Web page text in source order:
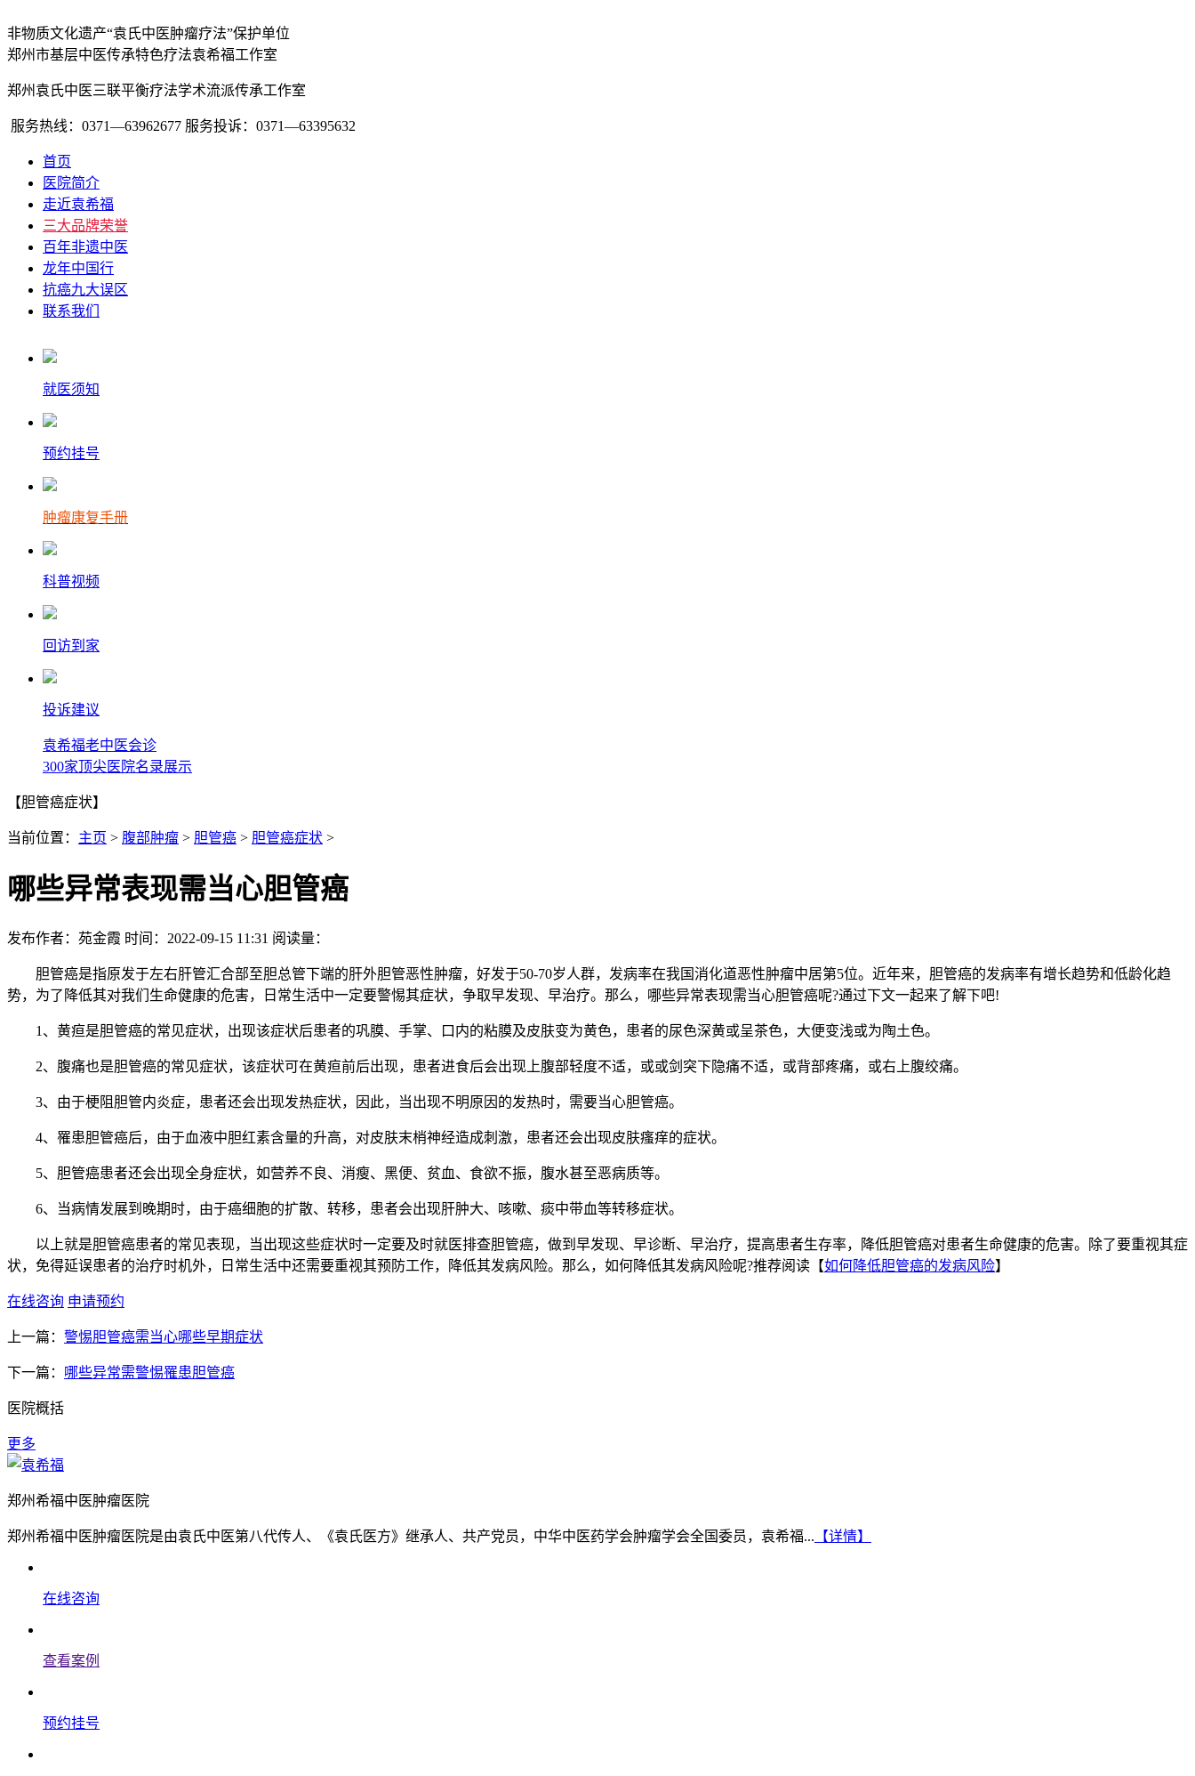
非物质文化遗产“袁氏中医肿瘤疗法”保护单位
郑州市基层中医传承特色疗法袁希福工作室
郑州袁氏中医三联平衡疗法学术流派传承工作室
服务热线：0371—63962677 服务投诉：0371—63395632
首页
医院简介
走近袁希福
三大品牌荣誉
百年非遗中医
龙年中国行
抗癌九大误区
联系我们
就医须知
预约挂号
肿瘤康复手册
科普视频
回访到家
投诉建议
袁希福老中医会诊
300家顶尖医院名录展示
【胆管癌症状】
当前位置： 主页 > 腹部肿瘤 > 胆管癌 > 胆管癌症状 >
哪些异常表现需当心胆管癌
发布作者：苑金霞 时间：2022-09-15 11:31 阅读量：
胆管癌是指原发于左右肝管汇合部至胆总管下端的肝外胆管恶性肿瘤，好发于50-70岁人群，发病率在我国消化道恶性肿瘤中居第5位。近年来，胆管癌的发病率有增长趋势和低龄化趋
势，为了降低其对我们生命健康的危害，日常生活中一定要警惕其症状，争取早发现、早治疗。那么，哪些异常表现需当心胆管癌呢?通过下文一起来了解下吧!
1、黄疸是胆管癌的常见症状，出现该症状后患者的巩膜、手掌、口内的粘膜及皮肤变为黄色，患者的尿色深黄或呈茶色，大便变浅或为陶土色。
2、腹痛也是胆管癌的常见症状，该症状可在黄疸前后出现，患者进食后会出现上腹部轻度不适，或或剑突下隐痛不适，或背部疼痛，或右上腹绞痛。
3、由于梗阻胆管内炎症，患者还会出现发热症状，因此，当出现不明原因的发热时，需要当心胆管癌。
4、罹患胆管癌后，由于血液中胆红素含量的升高，对皮肤末梢神经造成刺激，患者还会出现皮肤瘙痒的症状。
5、胆管癌患者还会出现全身症状，如营养不良、消瘦、黑便、贫血、食欲不振，腹水甚至恶病质等。
6、当病情发展到晚期时，由于癌细胞的扩散、转移，患者会出现肝肿大、咳嗽、痰中带血等转移症状。
以上就是胆管癌患者的常见表现，当出现这些症状时一定要及时就医排查胆管癌，做到早发现、早诊断、早治疗，提高患者生存率，降低胆管癌对患者生命健康的危害。除了要重视其症
状，免得延误患者的治疗时机外，日常生活中还需要重视其预防工作，降低其发病风险。那么，如何降低其发病风险呢?推荐阅读【如何降低胆管癌的发病风险】
在线咨询 申请预约
上一篇： 警惕胆管癌需当心哪些早期症状
下一篇： 哪些异常需警惕罹患胆管癌
医院概括
更多
郑州希福中医肿瘤医院
郑州希福中医肿瘤医院是由袁氏中医第八代传人、《袁氏医方》继承人、共产党员，中华中医药学会肿瘤学会全国委员，袁希福... 【详情】
在线咨询
查看案例
预约挂号